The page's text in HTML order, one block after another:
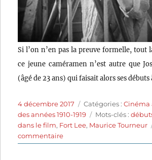
Si l’on n’en pas la preuve formelle, tout
ce jeune caméramen n’est autre que
(âgé de 23 ans) qui faisait alors ses débuts
Publié
le
4 décembre 2017 Catégories
Catégories :Cinéma
des années 1910-1919
Étiquettes
Mots-clés :
dans le film, Fort Lee, Maurice Tourneur
commentairesur
A